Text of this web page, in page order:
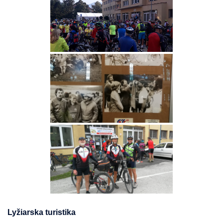
Lyžiarska turistika